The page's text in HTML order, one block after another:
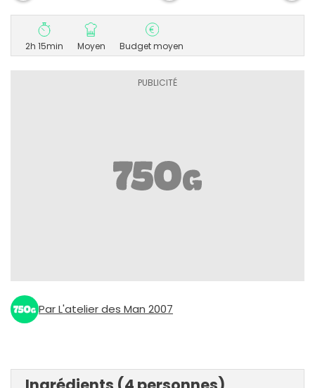
2h 15min Moyen Budget moyen
Par L'atelier des Man 2007